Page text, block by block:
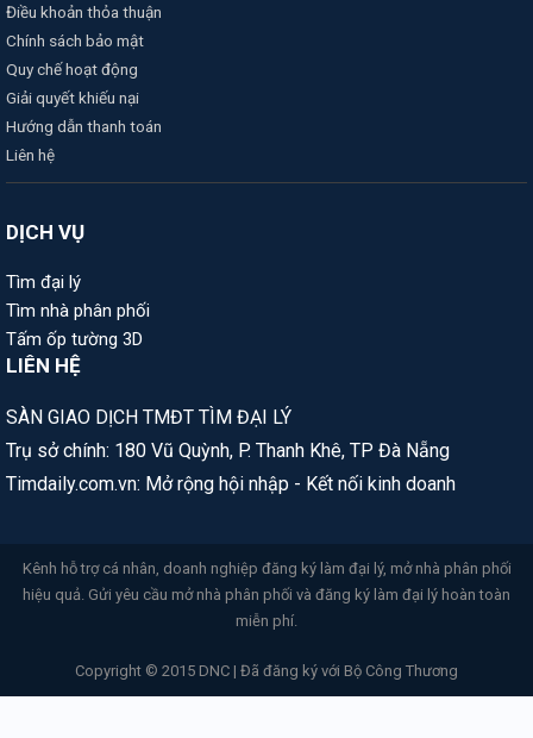
Điều khoản thỏa thuận
Chính sách bảo mật
Quy chế hoạt động
Giải quyết khiếu nại
Hướng dẫn thanh toán
Liên hệ
DỊCH VỤ
Tìm đại lý
Tìm nhà phân phối
Tấm ốp tường 3D
LIÊN HỆ
SÀN GIAO DỊCH TMĐT TÌM ĐẠI LÝ
Trụ sở chính: 180 Vũ Quỳnh, P. Thanh Khê, TP Đà Nẵng
Timdaily.com.vn: Mở rộng hội nhập - Kết nối kinh doanh
Kênh hỗ trợ cá nhân, doanh nghiệp đăng ký làm đại lý, mở nhà phân phối
hiệu quả. Gửi yêu cầu mở nhà phân phối và đăng ký làm đại lý hoàn toàn
miễn phí.
Copyright © 2015 DNC | Đã đăng ký với Bộ Công Thương